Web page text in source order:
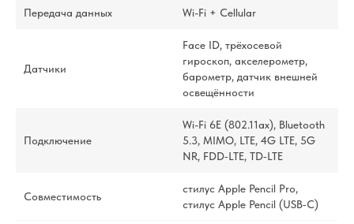
Передача данных Wi-Fi + Cellular
Датчики
Face ID, трёхосевой
гироскоп, акселерометр,
барометр, датчик внешней
освещённости
Подключение
Wi-Fi 6E (802.11ax), Bluetooth
5.3, MIMO, LTE, 4G LTE, 5G
NR, FDD‑LTE, TD‑LTE
Совместимость
стилус Apple Pencil Pro,
стилус Apple Pencil (USB‑C)